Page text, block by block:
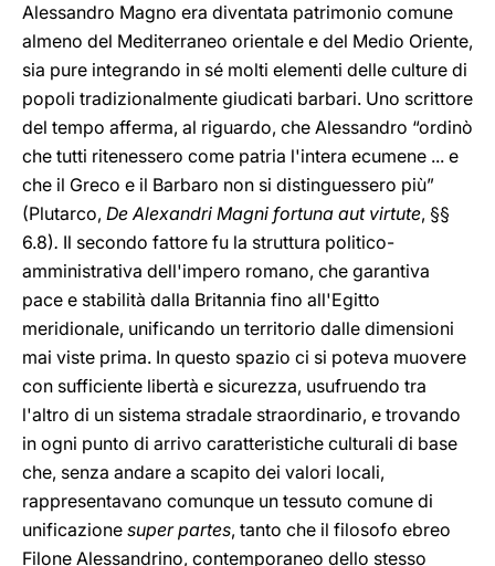
Alessandro Magno era diventata patrimonio comune
almeno del Mediterraneo orientale e del Medio Oriente,
sia pure integrando in sé molti elementi delle culture di
popoli tradizionalmente giudicati barbari. Uno scrittore
del tempo afferma, al riguardo, che Alessandro “ordinò
che tutti ritenessero come patria l'intera ecumene ... e
che il Greco e il Barbaro non si distinguessero più”
(Plutarco, De Alexandri Magni fortuna aut virtute, §§
6.8). Il secondo fattore fu la struttura politico-
amministrativa dell'impero romano, che garantiva
pace e stabilità dalla Britannia fino all'Egitto
meridionale, unificando un territorio dalle dimensioni
mai viste prima. In questo spazio ci si poteva muovere
con sufficiente libertà e sicurezza, usufruendo tra
l'altro di un sistema stradale straordinario, e trovando
in ogni punto di arrivo caratteristiche culturali di base
che, senza andare a scapito dei valori locali,
rappresentavano comunque un tessuto comune di
unificazione super partes, tanto che il filosofo ebreo
Filone Alessandrino, contemporaneo dello stesso